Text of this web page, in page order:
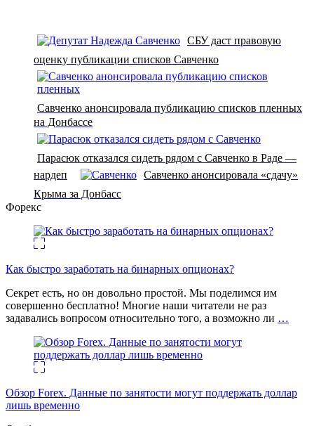
СБУ даст правовую
оценку публикации списков Савченко
Савченко анонсировала публикацию списков пленных
на Донбассе
Парасюк отказался сидеть рядом с Савченко в Раде —
нардеп
Савченко анонсировала «сдачу»
Крыма за Донбасс
Форекс
Как быстро заработать на бинарных опционах?
Секрет есть, но он довольно простой. Мы поделимся им
совершенно бесплатно! Многие наши читатели не раз
задавались вопросом относительно того, а возможно ли …
Обзор Forex. Данные по занятости могут поддержать доллар
лишь временно